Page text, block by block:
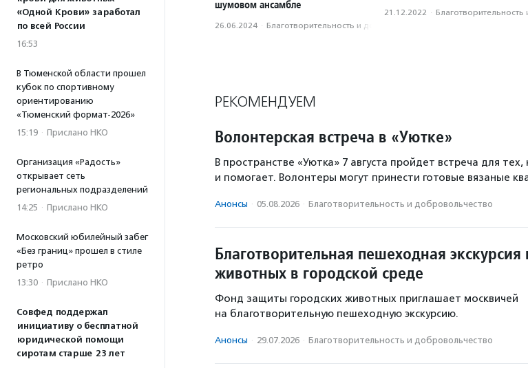
«Одной Крови» заработал
по всей России
16:53
В Тюменской области прошел
кубок по спортивному
ориентированию
«Тюменский формат-2026»
15:19 · Прислано НКО
Организация «Радость»
открывает сеть
региональных подразделений
14:25 · Прислано НКО
Московский юбилейный забег
«Без границ» прошел в стиле
ретро
13:30 · Прислано НКО
Совфед поддержал
инициативу о бесплатной
юридической помощи
сиротам старше 23 лет
шумовом ансамбле
26.06.2024 · Благотвори­тель­ность и доброволь­чест­во
21.12.2022 · Благотвори­тель­ность
РЕКОМЕНДУЕМ
Волонтерская встреча в «Уютке»
В пространстве «Уютка» 7 августа пройдет встреча для тех,
и помогает. Волонтеры могут принести готовые вязаные
Анонсы · 05.08.2026 · Благотвори­тель­ность и доброволь­чест­во
Благотворительная пешеходная экскурсия
животных в городской среде
Фонд защиты городских животных приглашает москвичей
на благотворительную пешеходную экскурсию.
Анонсы · 29.07.2026 · Благотвори­тель­ность и доброволь­чест­во